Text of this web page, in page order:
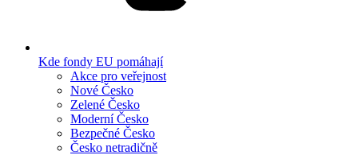
Kde fondy EU pomáhají
Akce pro veřejnost
Nové Česko
Zelené Česko
Moderní Česko
Bezpečné Česko
Česko netradičně